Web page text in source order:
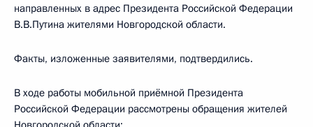
направленных в адрес Президента Российской Федерации
В.В.Путина жителями Новгородской области.
Факты, изложенные заявителями, подтвердились.
В ходе работы мобильной приёмной Президента
Российской Федерации рассмотрены обращения жителей